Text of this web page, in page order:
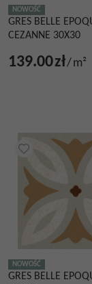
NOWOŚĆ
GRES BELLE
CEZANNE 30X30
139.00zł/m²
NOWOŚĆ
GRES BELLE